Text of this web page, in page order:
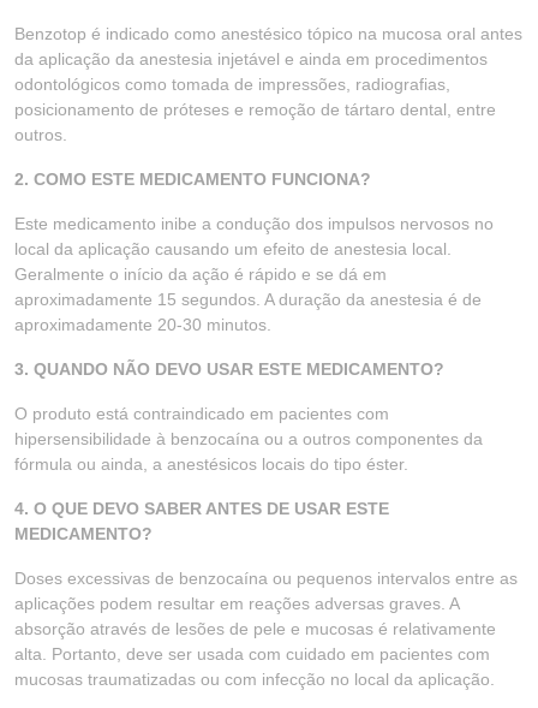
Benzotop é indicado como anestésico tópico na mucosa oral antes
da aplicação da anestesia injetável e ainda em procedimentos
odontológicos como tomada de impressões, radiografias,
posicionamento de próteses e remoção de tártaro dental, entre
outros.
2. COMO ESTE MEDICAMENTO FUNCIONA?
Este medicamento inibe a condução dos impulsos nervosos no
local da aplicação causando um efeito de anestesia local.
Geralmente o início da ação é rápido e se dá em
aproximadamente 15 segundos. A duração da anestesia é de
aproximadamente 20-30 minutos.
3. QUANDO NÃO DEVO USAR ESTE MEDICAMENTO?
O produto está contraindicado em pacientes com
hipersensibilidade à benzocaína ou a outros componentes da
fórmula ou ainda, a anestésicos locais do tipo éster.
4. O QUE DEVO SABER ANTES DE USAR ESTE
MEDICAMENTO?
Doses excessivas de benzocaína ou pequenos intervalos entre as
aplicações podem resultar em reações adversas graves. A
absorção através de lesões de pele e mucosas é relativamente
alta. Portanto, deve ser usada com cuidado em pacientes com
mucosas traumatizadas ou com infecção no local da aplicação.